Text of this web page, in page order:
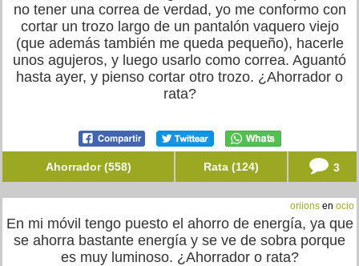
no tener una correa de verdad, yo me conformo con
cortar un trozo largo de un pantalón vaquero viejo
(que además también me queda pequeño), hacerle
unos agujeros, y luego usarlo como correa. Aguantó
hasta ayer, y pienso cortar otro trozo. ¿Ahorrador o
rata?
Ahorrador (558) Rata (124) 3
oriions en ocio
En mi móvil tengo puesto el ahorro de energía, ya que
se ahorra bastante energía y se ve de sobra porque
es muy luminoso. ¿Ahorrador o rata?